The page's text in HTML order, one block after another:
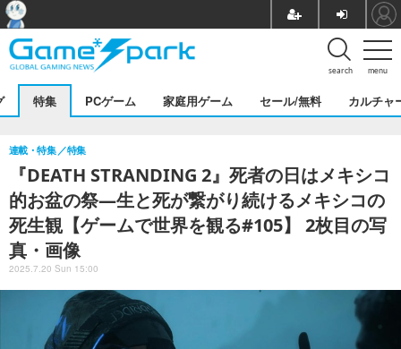
menu
search
特集 PCゲーム 家庭用ゲーム セール/無料 カルチャ
『DEATH STRANDING 2』死者の日はメキシコ
的お盆の祭―生と死が繋がり続けるメキシコの
死生観【ゲームで世界を観る#105】 2枚目の写
真・画像
連載・特集 特集
2025.7.20 Sun 15:00